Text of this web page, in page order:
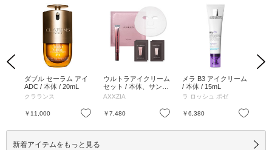
Previous
お気に入り
ダブル セーラム アイ
ADC / 本体 / 20mL
クラランス
￥11,000 お気に入り
ウルトラアイクリーム
セット / 本体、サンプ
ル / 15g、3g×2、2g×
AXXZIA
￥7,480 お気に入り
メラ B3 アイクリーム
/ 本体 / 15mL
ラ ロッシュ ポゼ
￥6,380
Next
新着アイテムをもっと見る